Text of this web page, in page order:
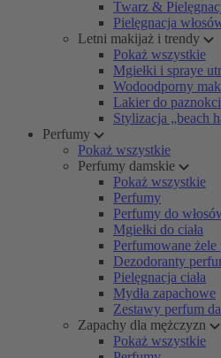
Twarz &
Pielęgnacja
Letni makijaż i trendy
Pokaż wszystkie
Mgiełki i spraye
Wodoodporny
Lakier do paznokci
Stylizacja „beach
Perfumy
Pokaż wszystkie
Perfumy damskie
Pokaż wszystkie
Perfumy
Perfumy do
Mgiełki do ciała
Perfumowane
Dezodoranty
Pielęgnacja ciała
Mydła zapachowe
Zestawy perfum
Zapachy dla mężczyzn
Pokaż wszystkie